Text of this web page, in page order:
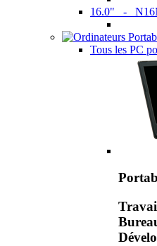
16.0" -
Tous les PC